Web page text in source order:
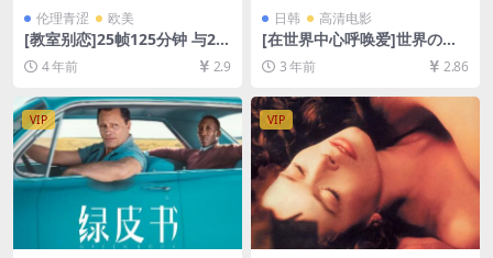
伦理青涩 欧美
[教室别恋]25帧125分钟 与24
帧130 分钟版本一致 Lust oc
h fägring stor (1995)[百度网
盘+迅雷云盘资源1080P超清
未删减][MP4/GB][中英字幕]
4 年前 2.9
日韩 高清电影
[在世界中心呼唤爱]世界の中
心で、愛をさけぶ (2004)[百
度网盘+迅雷云盘资源1080P
超清未删减][MP4/8GB][日语
中字]
3 年前 2.86
VIP VIP